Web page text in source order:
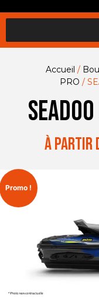
Accueil /
PRO /
à partir
Promo !